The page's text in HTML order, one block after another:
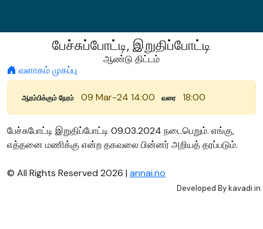
பேச்சுப்போட்டி, இறுதிப்போட்டி
ஆண்டு திட்டம்
வளாகம் முகப்பு
ஆரம்பிக்கும் நேரம் 09 Mar-24 14:00 வரை 18:00
பேச்சுபோட்டி இறுதிப்போட்டி 09.03.2024 நடைபெறும். எங்கு,
எத்தனை மணிக்கு என்ற தகவலை பின்னர் அறியத் தரப்படும்.
© All Rights Reserved 2026 | annai.no
Developed Bykavadi.in